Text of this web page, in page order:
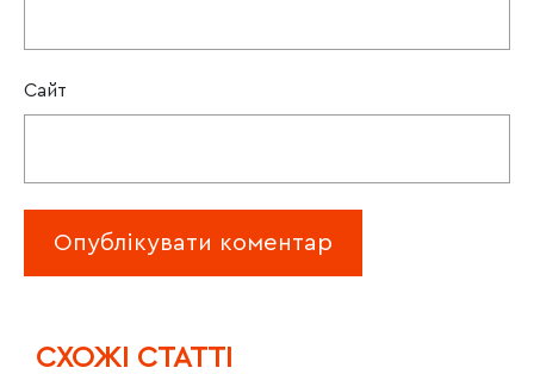
Сайт
CХОЖІ СТАТТІ